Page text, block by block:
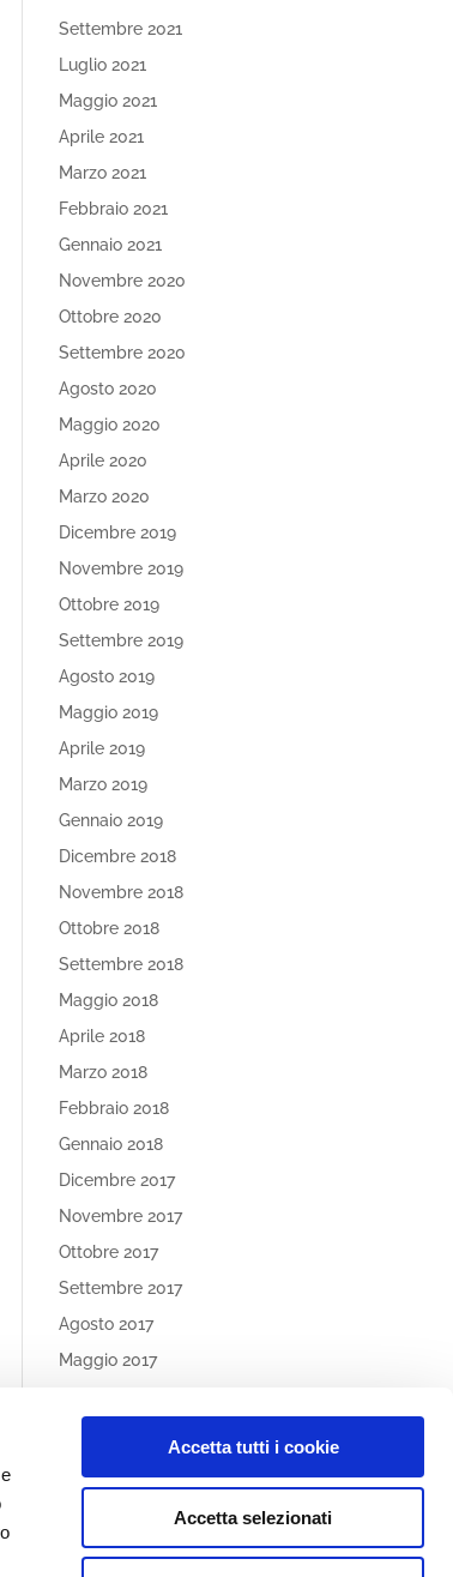
Accetta tutti i cookie
Accetta selezionati
Settembre 2021
Luglio 2021
Maggio 2021
Aprile 2021
Marzo 2021
Febbraio 2021
Gennaio 2021
Novembre 2020
Ottobre 2020
Settembre 2020
Agosto 2020
Maggio 2020
Aprile 2020
Marzo 2020
Dicembre 2019
Novembre 2019
Ottobre 2019
Settembre 2019
Agosto 2019
Maggio 2019
Aprile 2019
Marzo 2019
Gennaio 2019
Dicembre 2018
Novembre 2018
Ottobre 2018
Settembre 2018
Maggio 2018
Aprile 2018
Marzo 2018
Febbraio 2018
Gennaio 2018
Dicembre 2017
Novembre 2017
Ottobre 2017
Settembre 2017
Agosto 2017
Maggio 2017
Categories
Nessuna categoria